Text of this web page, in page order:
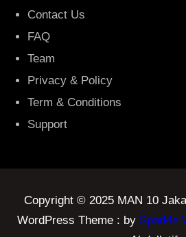
Contact Us
FAQ
Team
Privacy & Policy
Term & Conditions
Support
Copyright © 2025 MAN 10
WordPress Theme : by Sparkle